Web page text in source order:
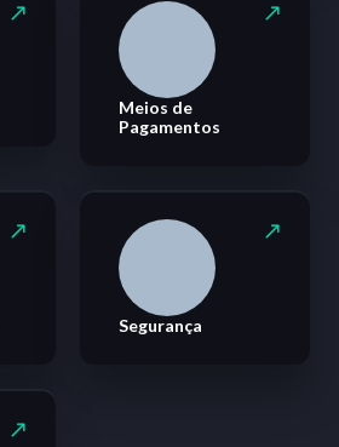
Meios de
Pagamentos
Segurança